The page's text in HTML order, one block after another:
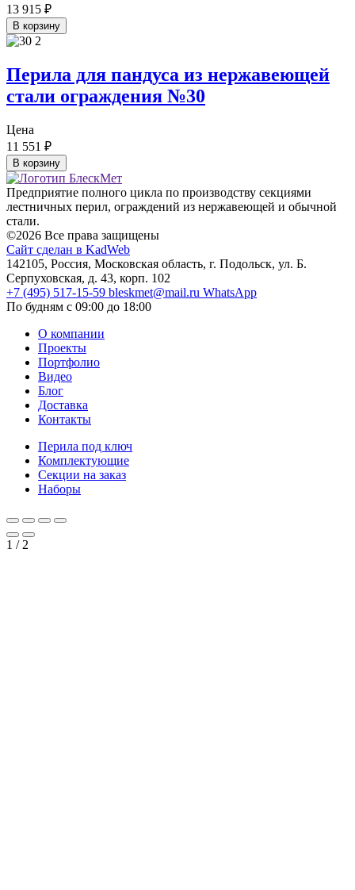
13 915 ₽
В корзину
Перила для пандуса из нержавеющей
стали ограждения №30
Цена
11 551 ₽
В корзину
Предприятие полного цикла по производству секциями
лестничных перил, ограждений из нержавеющей и обычной
стали.
©2026 Все права защищены
Сайт сделан в KadWeb
142105, Россия, Московская область, г. Подольск, ул. Б.
Серпуховская, д. 43, корп. 102
+7 (495) 517-15-59 bleskmet@mail.ru WhatsApp
По будням с 09:00 до 18:00
О компании
Проекты
Портфолио
Видео
Блог
Доставка
Контакты
Перила под ключ
Комплектующие
Секции на заказ
Наборы
1 / 2